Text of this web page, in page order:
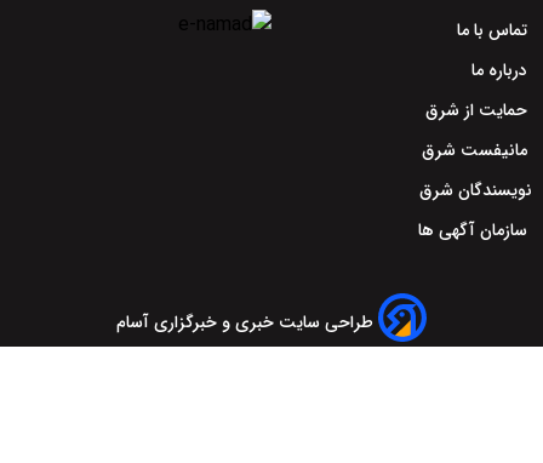
تماس با ما
درباره ما
حمایت از شرق
مانیفست شرق
نویسندگان شرق
سازمان آگهی ها
طراحی سایت خبری و خبرگزاری آسام